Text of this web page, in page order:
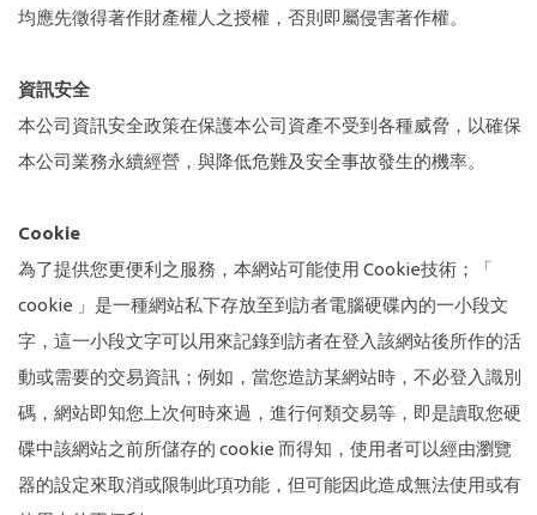
均應先徵得著作財產權人之授權，否則即屬侵害著作權。
資訊安全
本公司資訊安全政策在保護本公司資產不受到各種威脅，以確保
本公司業務永續經營，與降低危難及安全事故發生的機率。
Cookie
為了提供您更便利之服務，本網站可能使用 Cookie技術；「
cookie 」是一種網站私下存放至到訪者電腦硬碟內的一小段文
字，這一小段文字可以用來記錄到訪者在登入該網站後所作的活
動或需要的交易資訊；例如，當您造訪某網站時，不必登入識別
碼，網站即知您上次何時來過，進行何類交易等，即是讀取您硬
碟中該網站之前所儲存的 cookie 而得知，使用者可以經由瀏覽
器的設定來取消或限制此項功能，但可能因此造成無法使用或有